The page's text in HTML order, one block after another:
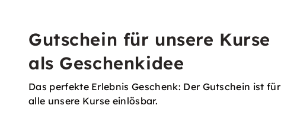
Gutschein für unsere Kurse
als Geschenkidee
Das perfekte Erlebnis Geschenk: Der Gutschein ist für
alle unsere Kurse einlösbar.